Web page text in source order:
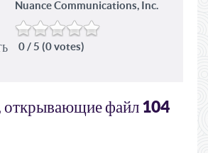
Nuance Communications, Inc.
0 / 5 (0 votes)
файл104